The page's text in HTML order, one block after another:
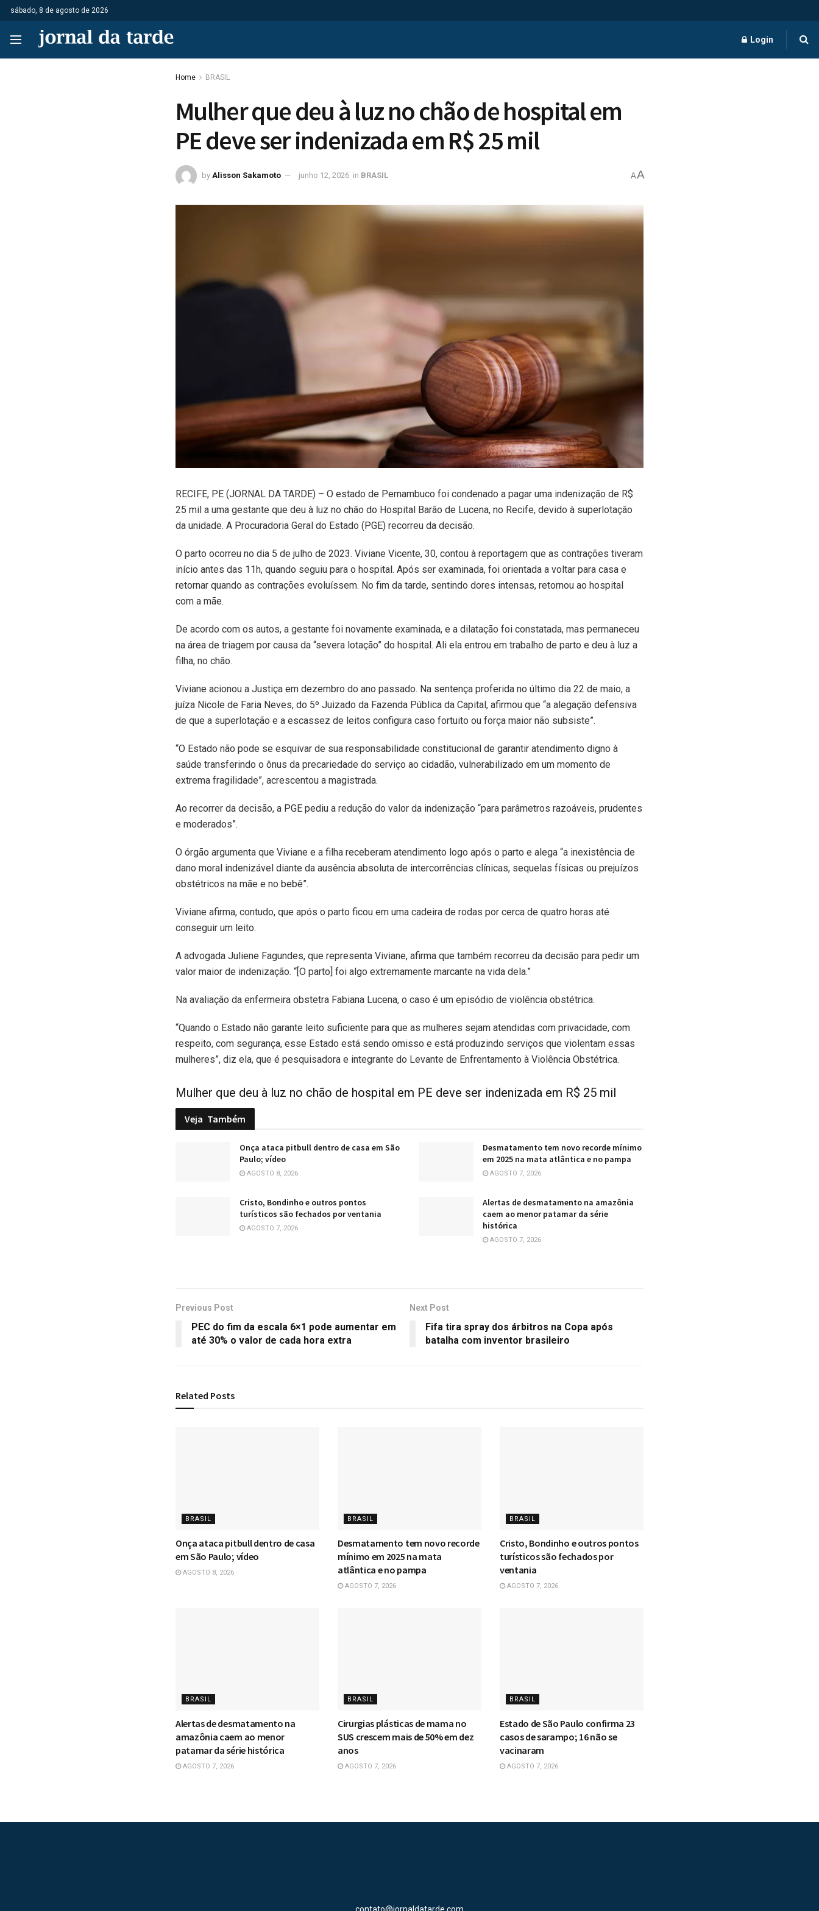
sábado, 8 de agosto de 2026
Login
Home BRASIL
Mulher que deu à luz no chão de hospital em
PE deve ser indenizada em R$ 25 mil
by Alisson Sakamoto junho 12, 2026 in BRASIL AA
RECIFE, PE (JORNAL DA TARDE) – O estado de Pernambuco foi condenado a pagar uma indenização de R$
25 mil a uma gestante que deu à luz no chão do Hospital Barão de Lucena, no Recife, devido à superlotação
da unidade. A Procuradoria Geral do Estado (PGE) recorreu da decisão.
O parto ocorreu no dia 5 de julho de 2023. Viviane Vicente, 30, contou à reportagem que as contrações tiveram
início antes das 11h, quando seguiu para o hospital. Após ser examinada, foi orientada a voltar para casa e
retornar quando as contrações evoluíssem. No fim da tarde, sentindo dores intensas, retornou ao hospital
com a mãe.
De acordo com os autos, a gestante foi novamente examinada, e a dilatação foi constatada, mas permaneceu
na área de triagem por causa da “severa lotação” do hospital. Ali ela entrou em trabalho de parto e deu à luz a
filha, no chão.
Viviane acionou a Justiça em dezembro do ano passado. Na sentença proferida no último dia 22 de maio, a
juíza Nicole de Faria Neves, do 5º Juizado da Fazenda Pública da Capital, afirmou que “a alegação defensiva
de que a superlotação e a escassez de leitos configura caso fortuito ou força maior não subsiste”.
“O Estado não pode se esquivar de sua responsabilidade constitucional de garantir atendimento digno à
saúde transferindo o ônus da precariedade do serviço ao cidadão, vulnerabilizado em um momento de
extrema fragilidade”, acrescentou a magistrada.
Ao recorrer da decisão, a PGE pediu a redução do valor da indenização “para parâmetros razoáveis, prudentes
e moderados”.
O órgão argumenta que Viviane e a filha receberam atendimento logo após o parto e alega “a inexistência de
dano moral indenizável diante da ausência absoluta de intercorrências clínicas, sequelas físicas ou prejuízos
obstétricos na mãe e no bebê”.
Viviane afirma, contudo, que após o parto ficou em uma cadeira de rodas por cerca de quatro horas até
conseguir um leito.
A advogada Juliene Fagundes, que representa Viviane, afirma que também recorreu da decisão para pedir um
valor maior de indenização. “[O parto] foi algo extremamente marcante na vida dela.”
Na avaliação da enfermeira obstetra Fabiana Lucena, o caso é um episódio de violência obstétrica.
“Quando o Estado não garante leito suficiente para que as mulheres sejam atendidas com privacidade, com
respeito, com segurança, esse Estado está sendo omisso e está produzindo serviços que violentam essas
mulheres”, diz ela, que é pesquisadora e integrante do Levante de Enfrentamento à Violência Obstétrica.
Mulher que deu à luz no chão de hospital em PE deve ser indenizada em R$ 25 mil
Veja Também
Onça ataca pitbull dentro de casa em São
Paulo; vídeo
AGOSTO 8, 2026
Desmatamento tem novo recorde mínimo
em 2025 na mata atlântica e no pampa
AGOSTO 7, 2026
Cristo, Bondinho e outros pontos
turísticos são fechados por ventania
AGOSTO 7, 2026
Alertas de desmatamento na amazônia
caem ao menor patamar da série
histórica
AGOSTO 7, 2026
Previous Post
PEC do fim da escala 6×1 pode aumentar em
até 30% o valor de cada hora extra
Next Post
Fifa tira spray dos árbitros na Copa após
batalha com inventor brasileiro
Related Posts
BRASIL
Onça ataca pitbull dentro de casa
em São Paulo; vídeo
AGOSTO 8, 2026
BRASIL
Desmatamento tem novo recorde
mínimo em 2025 na mata
atlântica e no pampa
AGOSTO 7, 2026
BRASIL
Cristo, Bondinho e outros pontos
turísticos são fechados por
ventania
AGOSTO 7, 2026
BRASIL
Alertas de desmatamento na
amazônia caem ao menor
patamar da série histórica
AGOSTO 7, 2026
BRASIL
Cirurgias plásticas de mama no
SUS crescem mais de 50% em dez
anos
AGOSTO 7, 2026
BRASIL
Estado de São Paulo confirma 23
casos de sarampo; 16 não se
vacinaram
AGOSTO 7, 2026